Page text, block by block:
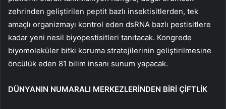
zehrinden geliştirilen peptit bazlı insektisitlerden, tek
amaçlı organizmayı kontrol eden dsRNA bazlı pestisitlere
kadar yeni nesil biyopestisitleri tanıtacak. Kongrede
biyomoleküler bitki koruma stratejilerinin geliştirilmesine
öncülük eden 81 bilim insanı sunum yapacak.
DÜNYANIN NUMARALI MERKEZLERİNDEN BİRİ ÇİFTLİK